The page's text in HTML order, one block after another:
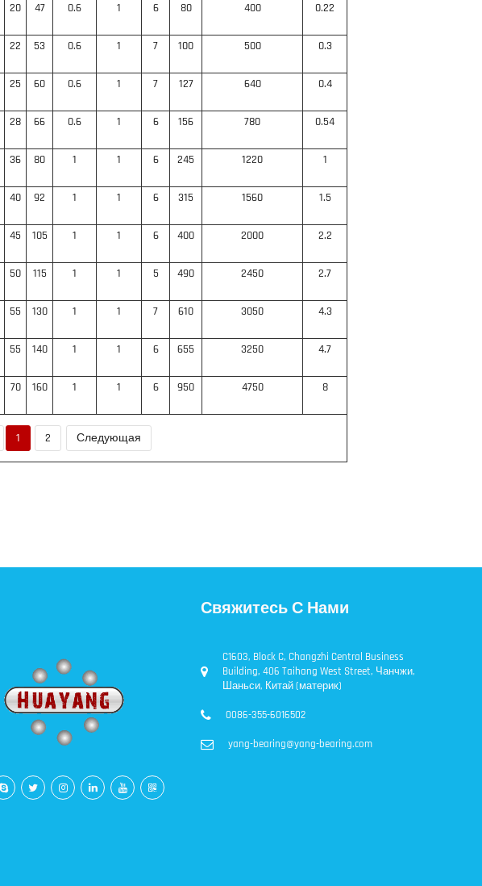
20 47 0.6 1 6 80 400 0.22
22 53 0.6 1 7 100 500 0.3
25 60 0.6 1 7 127 640 0.4
28 66 0.6 1 6 156 780 0.54
36 80 1 1 6 245 1220 1
40 92 1 1 6 315 1560 1.5
45 105 1 1 6 400 2000 2.2
50 115 1 1 5 490 2450 2.7
55 130 1 1 7 610 3050 4.3
55 140 1 1 6 655 3250 4.7
70 160 1 1 6 950 4750 8
1 2 Следующая
Свяжитесь С Нами
C1603, Block C, Changzhi Central Business
Building, 406 Taihang West Street, Чанчжи,
Шаньси, Китай (материк)
0086-355-6016502
yang-bearing@yang-bearing.com